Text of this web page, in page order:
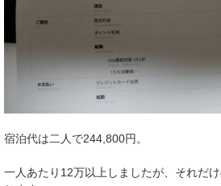
宿泊代は二人で244,800円。
一人あたり12万以上しましたが、それだ